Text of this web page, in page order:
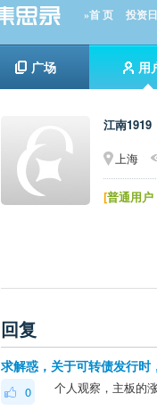
»首 页 投资
广场 用
江南1919
上海
[普通用户
回复
求解惑，关于可转债发行时
0